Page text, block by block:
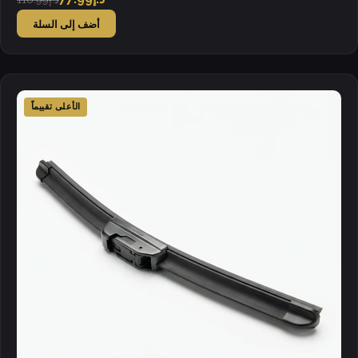
أضف إلى السلة
الأعلى تقييماً